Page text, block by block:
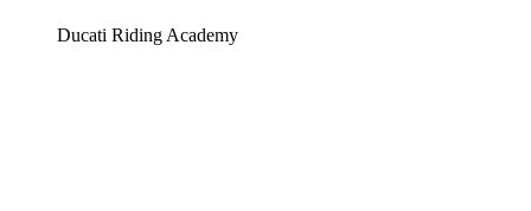
Ducati Riding Academy